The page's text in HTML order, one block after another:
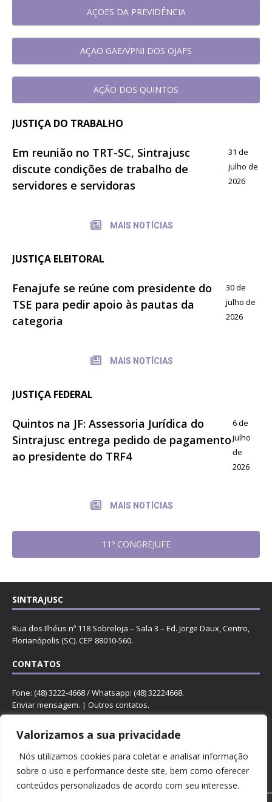
Valorizamos a sua privacidade
Nós utilizamos cookies para coletar e analisar informação
sobre o uso e performance deste site, bem como oferecer
conteúdos personalizados de acordo com seu interesse.
AÇOES DA PREVIDÊNCIA
AÇAO GAE/VPNI DOS OJAFS
AÇÃO DOS QUINTOS
JUSTIÇA DO TRABALHO
Em reunião no TRT-SC, Sintrajusc
discute condições de trabalho de
servidores e servidoras
31 de
julho de
2026
MAIS NOTÍCIAS
JUSTIÇA ELEITORAL
Fenajufe se reúne com presidente do
TSE para pedir apoio às pautas da
categoria
30 de
julho de
2026
MAIS NOTÍCIAS
JUSTIÇA FEDERAL
Quintos na JF: Assessoria Jurídica do
Sintrajusc entrega pedido de pagamento
ao presidente do TRF4
6 de
julho
de
2026
MAIS NOTÍCIAS
11º CONGREJUFE
SINTRAJUSC
Rua dos Ilhéus nº 118 Sobreloja – Sala 3 – Ed. Jorge Daux, Centro,
Florianópolis (SC). CEP 88010-560.
CONTATOS
Fone: (48) 3222-4668 / Whatsapp: (48) 32224668.
Enviar mensagem. | Outros contatos.
REDES